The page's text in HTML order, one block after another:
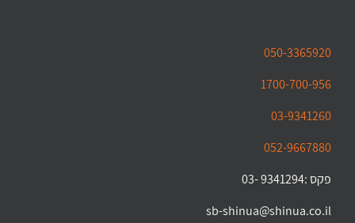
050-3365920
1700-700-956
03-9341260
052-9667880
פקס :9341294 -03
sb-shinua@shinua.co.il